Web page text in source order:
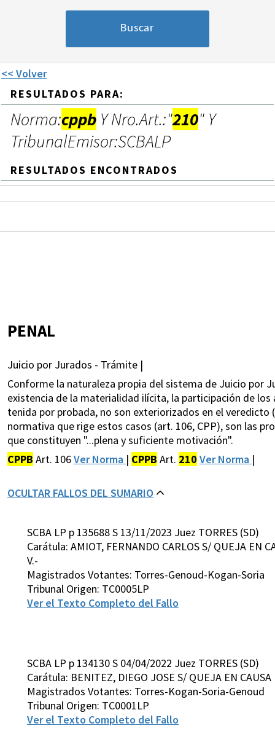
<< Volver
RESULTADOS PARA:
Norma:cppb Y Nro.Art.:"210" Y
TribunalEmisor:SCBALP
RESULTADOS ENCONTRADOS
PENAL
Juicio por Jurados - Trámite |
Conforme la naturaleza propia del sistema de Juicio por
existencia de la materialidad ilícita, la participación de
tenida por probada, no son exteriorizados en el veredicto
normativa que rige estos casos (art. 106, CPP), son las
que constituyen "...plena y suficiente motivación".
CPPB Art. 106Ver Norma | CPPB Art. 210 Ver Norma |
OCULTAR FALLOS DEL SUMARIO
SCBA LP p 135688 S 13/11/2023 Juez TORRES (SD)
Carátula: AMIOT, FERNANDO CARLOS S/ QUEJA EN
V.-
Magistrados Votantes: Torres-Genoud-Kogan-Soria
Tribunal Origen: TC0005LP
Ver el Texto Completo del Fallo
SCBA LP p 134130 S 04/04/2022 Juez TORRES (SD)
Carátula: BENITEZ, DIEGO JOSE S/ QUEJA EN
Magistrados Votantes: Torres-Kogan-Soria-Genoud
Tribunal Origen: TC0001LP
Ver el Texto Completo del Fallo